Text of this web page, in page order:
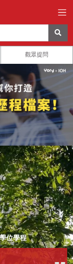
觀眾提問
位學程